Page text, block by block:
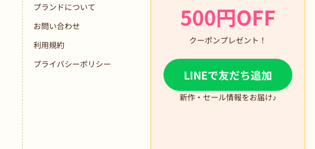
プランドについて
お問い合わせ
利用規約
プライバシーポリシー
500円OFF
クーポンプレゼント！
LINEで友だち追加
新作・セール情報をお届け♪